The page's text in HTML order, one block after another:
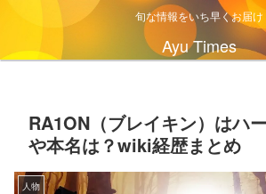
旬な情報をいち早くお届け
Ayu Times
RA1ON（ブレイキン）はハ
や本名は？wiki経歴まとめ
人物